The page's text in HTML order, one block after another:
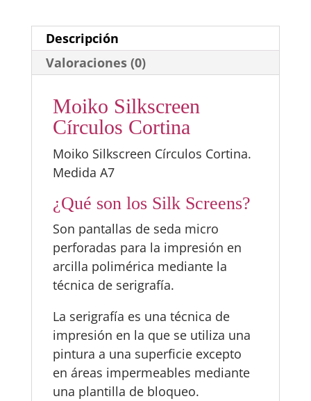
Descripción
Valoraciones (0)
Moiko Silkscreen
Círculos Cortina
Moiko Silkscreen Círculos Cortina.
Medida A7
¿Qué son los Silk Screens?
Son pantallas de seda micro
perforadas para la impresión en
arcilla polimérica mediante la
técnica de serigrafía.
La serigrafía es una técnica de
impresión en la que se utiliza una
pintura a una superficie excepto
en áreas impermeables mediante
una plantilla de bloqueo.